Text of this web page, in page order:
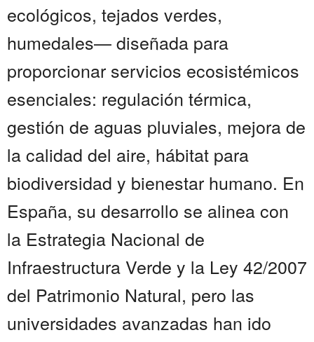
ecológicos, tejados verdes,
humedales— diseñada para
proporcionar servicios ecosistémicos
esenciales: regulación térmica,
gestión de aguas pluviales, mejora de
la calidad del aire, hábitat para
biodiversidad y bienestar humano. En
España, su desarrollo se alinea con
la Estrategia Nacional de
Infraestructura Verde y la Ley 42/2007
del Patrimonio Natural, pero las
universidades avanzadas han ido